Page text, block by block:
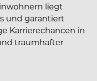
liegt
und garantiert
Karrierechancen in
traumhafter